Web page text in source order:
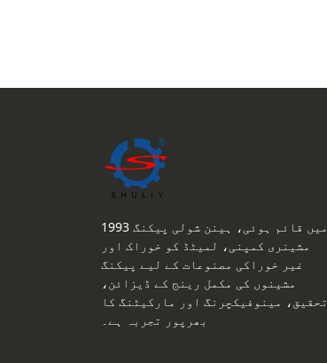
1993 میں قائم ہوئی، ہینن شولی پیکنگ
مشینری کمپنی، لمیٹڈ کو خوراک اور
غیر خوراکی مصنوعات کے لیے پیکنگ
مشینوں کی مکمل رینج کے ڈیزائن،
تحقیق، مینوفیکچرنگ اور مارکیٹنگ کا
بھرپور تجربہ ہے۔